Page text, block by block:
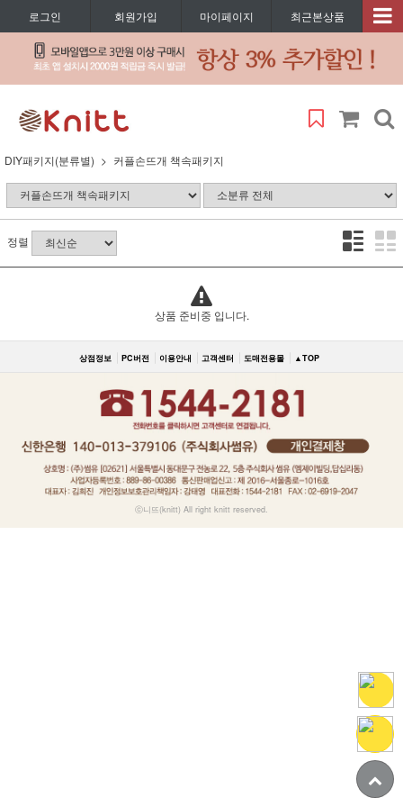
로그인 회원가입 마이페이지 최근본상품
DIY패키지(분류별) 커플손뜨개 책속패키지
정렬
상품 준비중 입니다.
상점정보 PC버전 이용안내 고객센터 도매전용몰 ▲TOP
ⓒ니뜨(knitt) All right knitt reserved.